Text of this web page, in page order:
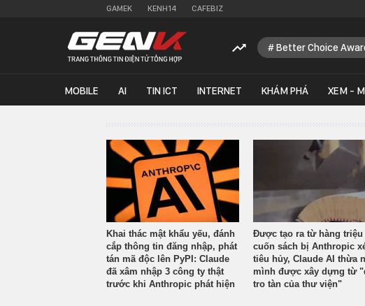
GAMEK KENH14 CAFEBIZ
Better Choice
MOBILE AI TIN ICT INTERNET KHÁM PHÁ XEM -
Khai thác mật khẩu yếu, đánh
cắp thông tin đăng nhập, phát
tán mã độc lên PyPI: Claude
đã xâm nhập 3 công ty thật
trước khi Anthropic phát hiện
Được tạo ra từ hàng triệu
cuốn sách bị Anthropic
tiêu hủy, Claude AI thừa
mình được xây dựng từ
tro tàn của thư viện"